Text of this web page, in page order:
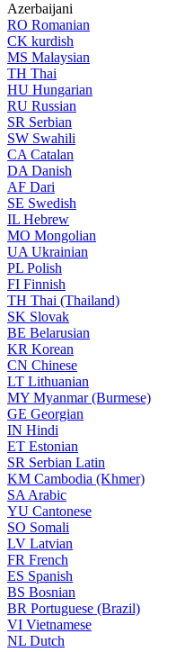
Azerbaijani
RO Romanian
CK kurdish
MS Malaysian
TH Thai
HU Hungarian
RU Russian
SR Serbian
SW Swahili
CA Catalan
DA Danish
AF Dari
SE Swedish
IL Hebrew
MO Mongolian
UA Ukrainian
PL Polish
FI Finnish
TH Thai (Thailand)
SK Slovak
BE Belarusian
KR Korean
CN Chinese
LT Lithuanian
MY Myanmar (Burmese)
GE Georgian
IN Hindi
ET Estonian
SR Serbian Latin
KM Cambodia (Khmer)
SA Arabic
YU Cantonese
SO Somali
LV Latvian
FR French
ES Spanish
BS Bosnian
BR Portuguese (Brazil)
VI Vietnamese
NL Dutch